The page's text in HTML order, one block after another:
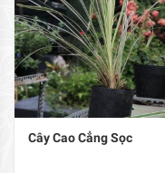
Cây Cao Cẳng Sọc